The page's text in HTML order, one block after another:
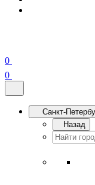
0
0
Санкт-
Назад